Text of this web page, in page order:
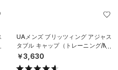
UAメンズ ブリッツィング アジャス
タブル キャップ（トレーニング/ME
N）
￥3,630